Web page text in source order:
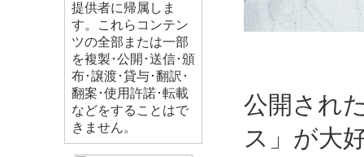
提供者に帰属しま
す。これらコンテン
ツの全部または一部
を複製･公開･送信･頒
布･譲渡･貸与･翻訳･
翻案･使用許諾･転載
などをすることはで
きません。
公開され
ス」が大